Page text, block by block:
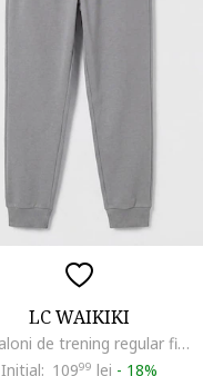
LC WAIKIKI
Pantaloni de trening regular fit cu buzunare cu fermoar, Gri
Initial: 10999 lei - 18%